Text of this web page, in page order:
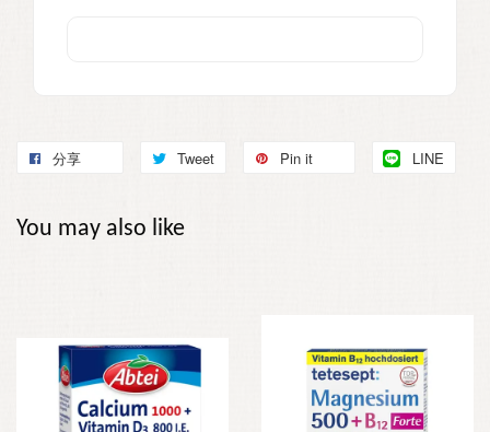
分享 Tweet Pin it LINE
You may also like